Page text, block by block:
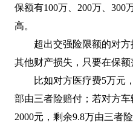
保额有100万、200万、300
高。
超出交强险限额的对
其他财产损失，只要在保额
比如对方医疗费5万元
部由三者险赔付；若对方
2000元，剩余9.8万由三者险